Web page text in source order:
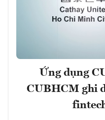
Ứng dụng
CUBHCM ghi